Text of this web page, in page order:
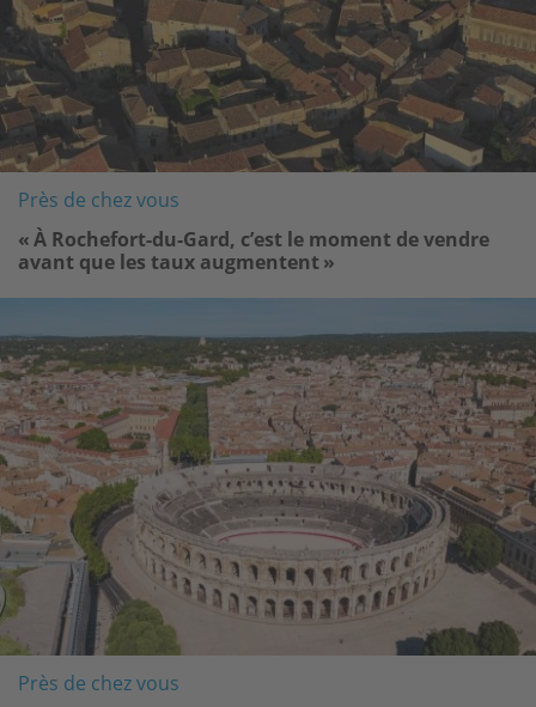
Près de chez vous
« À Rochefort-du-Gard, c’est le moment de vendre
avant que les taux augmentent »
Près de chez vous